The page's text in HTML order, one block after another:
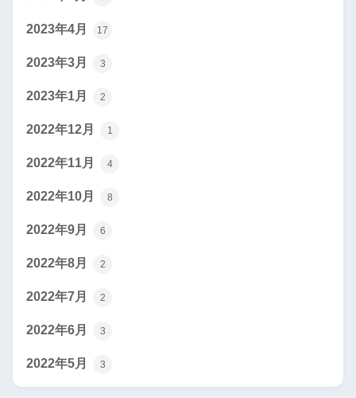
2023年4月 17
2023年3月 3
2023年1月 2
2022年12月 1
2022年11月 4
2022年10月 8
2022年9月 6
2022年8月 2
2022年7月 2
2022年6月 3
2022年5月 3